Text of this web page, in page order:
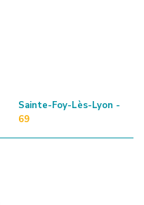
Sainte-Foy-Lès-Lyon -
69